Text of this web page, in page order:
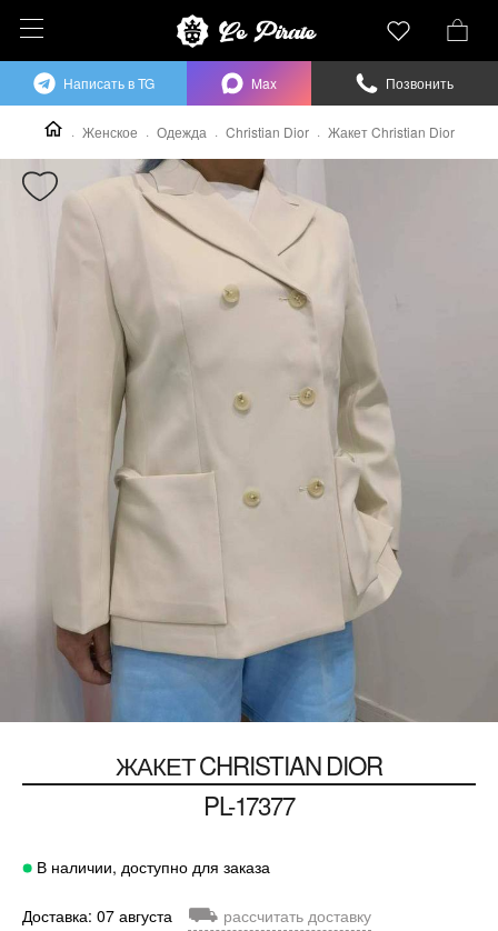
Женское Одежда Christian Dior Жакет Christian Dior
ЖАКЕТCHRISTIAN DIOR
PL-17377
В наличии, доступно для заказа
Доставка: 07 августа ⛟ рассчитать доставку
Написать в TG Max Позвонить